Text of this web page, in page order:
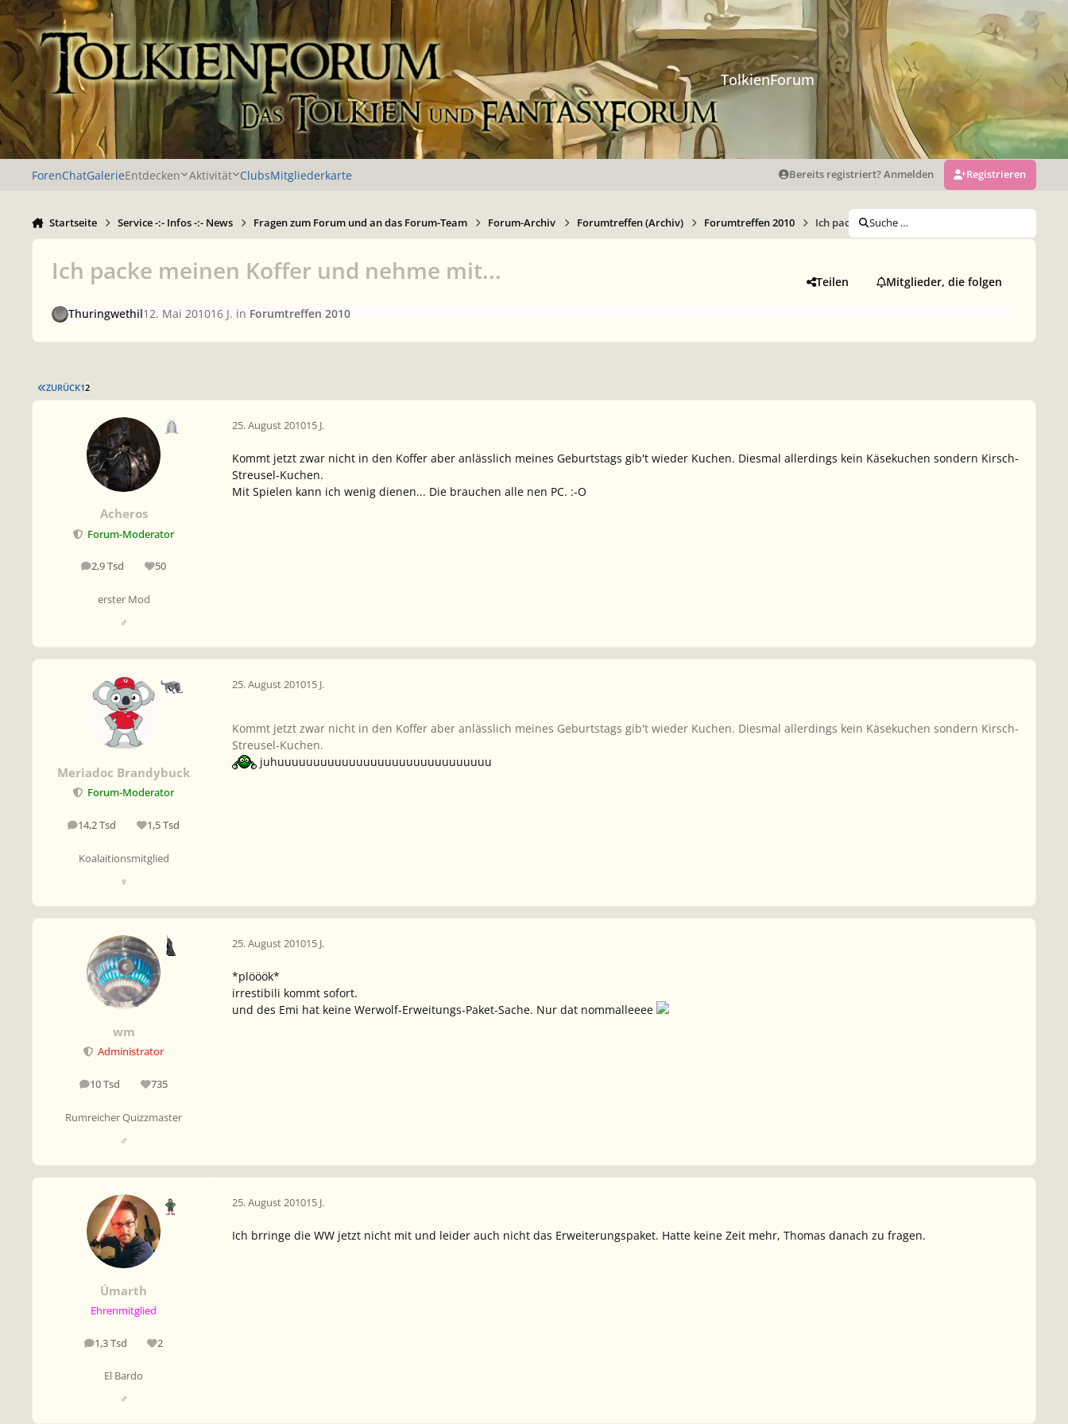
Zu Inhalt springen
TolkienForum
ForenChatGalerieEntdecken Aktivität ClubsMitgliederkarte Bereits registriert? Anmelden Registrieren
Startseite Service -:- Infos -:- News Fragen zum Forum und an das Forum-Team Forum-Archiv Forumtreffen (Archiv) Forumtreffen 2010 Ich packe meinen Koffer und nehme mit...
Suche …
Ich packe meinen Koffer und nehme mit... Teilen Mitglieder, die folgen
Thuringwethil12. Mai 201016 J. in Forumtreffen 2010
ERSTE SEITE
ZURÜCK12
Acheros
Forum-Moderator
2,9 Tsd
Beiträge 50
Reputation
erster Mod
♂
25. August 201015 J.
Kommt jetzt zwar nicht in den Koffer aber anlässlich meines Geburtstags gib't wieder Kuchen. Diesmal allerdings kein Käsekuchen sondern Kirsch-
Streusel-Kuchen.
Mit Spielen kann ich wenig dienen... Die brauchen alle nen PC. :-O
Meriadoc Brandybuck
Forum-Moderator
14,2 Tsd
Beiträge 1,5 Tsd
Reputation
Koalaitionsmitglied
♀
25. August 201015 J.
Kommt jetzt zwar nicht in den Koffer aber anlässlich meines Geburtstags gib't wieder Kuchen. Diesmal allerdings kein Käsekuchen sondern Kirsch-
Streusel-Kuchen.
juhuuuuuuuuuuuuuuuuuuuuuuuuuuuuuu
wm
Administrator
10 Tsd
Beiträge 735
Reputation
Rumreicher Quizzmaster
♂
25. August 201015 J.
*plööök*
irrestibili kommt sofort.
und des Emi hat keine Werwolf-Erweitungs-Paket-Sache. Nur dat nommalleeee
Úmarth
Ehrenmitglied
1,3 Tsd
Beiträge 2
Reputation
El Bardo
♂
25. August 201015 J.
Ich brringe die WW jetzt nicht mit und leider auch nicht das Erweiterungspaket. Hatte keine Zeit mehr, Thomas danach zu fragen.